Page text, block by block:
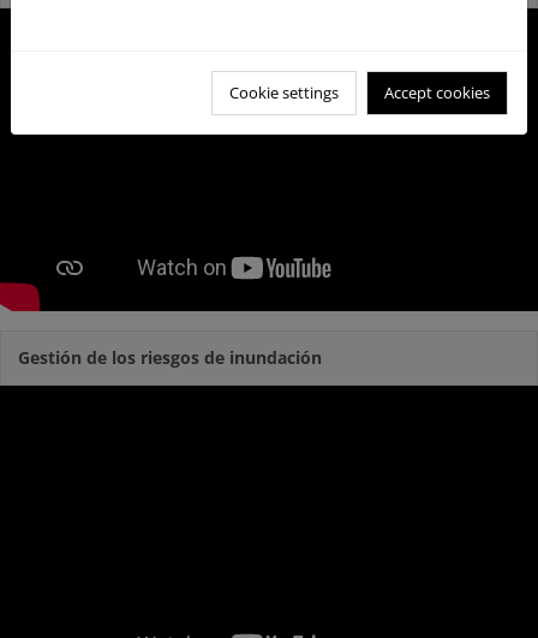
Gestión de los riesgos de inundación
Cookie settings Accept cookies